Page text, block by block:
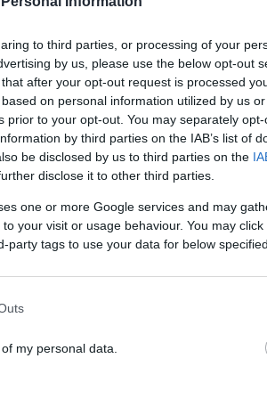
to third parties, or processing of your
by us, please use the below opt-out
after your opt-out request is processed
on personal information utilized by us
prior to your opt-out. You may separately
by third parties on the IAB’s list of
be disclosed by us to third parties on the
disclose it to other third parties.
one or more Google services and may
your visit or usage behaviour. You may
party tags to use your data for below
my personal data.
από 7,01% το 2023. Το μέσο
ευρώ έναντι 1.397 ευρώ.
τηςGoogle
η μεγαλύτερη των